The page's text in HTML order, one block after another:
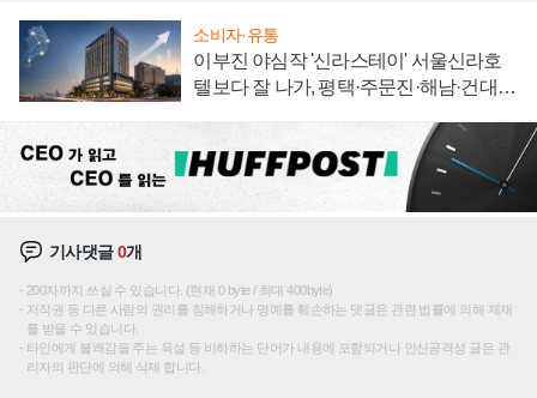
소비자·유통
이부진 야심작 '신라스테이' 서울신라호
텔보다 잘 나가, 평택·주문진·해남·건대로
기사댓글0개
200자까지 쓰실 수 있습니다. (현재 0 byte / 최대 400byte)
저작권 등 다른 사람의 권리를 침해하거나 명예를 훼손하는 댓글은 관련 법률에 의해 제재
를 받을 수 있습니다.
타인에게 불쾌감을 주는 욕설 등 비하하는 단어가 내용에 포함되거나 인신공격성 글은 관
리자의 판단에 의해 삭제 합니다.